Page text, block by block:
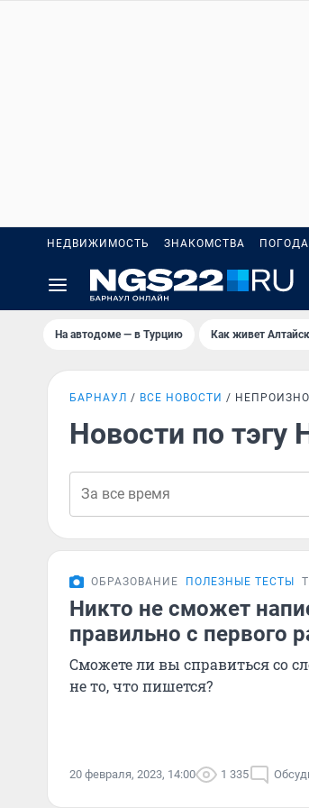
НЕДВИЖИМОСТЬ ЗНАКОМСТВА ПОГОДА
На автодоме — в Турцию Как живет
БАРНАУЛ ВСЕ НОВОСТИ
Новости по
ОБРАЗОВАНИЕ ПОЛЕЗНЫЕ ТЕСТЫ
Никто не сможет
правильно с первого
Сможете ли вы справиться со
не то, что пишется?
20 февраля, 2023, 14:00 1 335